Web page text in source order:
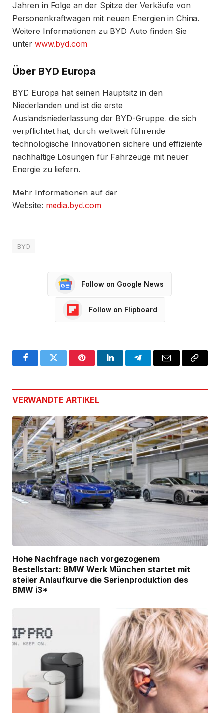
Jahren in Folge an der Spitze der Verkäufe von
Personenkraftwagen mit neuen Energien in China.
Weitere Informationen zu BYD Auto finden Sie
unter www.byd.com
Über BYD Europa
BYD Europa hat seinen Hauptsitz in den
Niederlanden und ist die erste
Auslandsniederlassung der BYD-Gruppe, die sich
verpflichtet hat, durch weltweit führende
technologische Innovationen sichere und effiziente
nachhaltige Lösungen für Fahrzeuge mit neuer
Energie zu liefern.
Mehr Informationen auf der
Website: media.byd.com
BYD
Follow on Google News
Follow on Flipboard
FacebookTwitter PinterestLinkedInTelegramEmail
Copy
VERWANDTE ARTIKEL
Hohe Nachfrage nach vorgezogenem
Bestellstart: BMW Werk München startet mit
steiler Anlaufkurve die Serienproduktion des
BMW i3*